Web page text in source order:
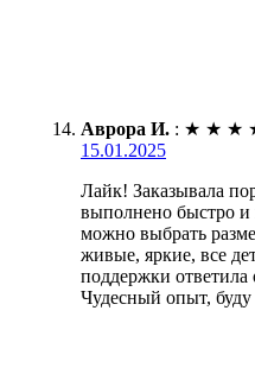
Аврора И. : ★ ★ ★
15.01.2025
Лайк! Заказывала
выполнено быстро и
можно выбрать
живые, яркие, все
поддержки ответила
Чудесный опыт, буду